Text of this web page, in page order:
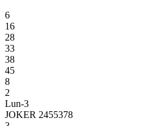
6
16
28
33
38
45
8
2
Lun-3
JOKER 2455378